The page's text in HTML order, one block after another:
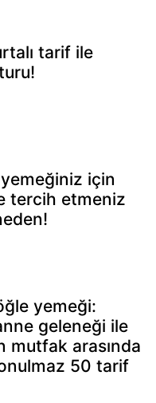
tarif ile
yemeğiniz için
tercih etmeniz
yemeği:
geleneği ile
mutfak arasında
50 tarif